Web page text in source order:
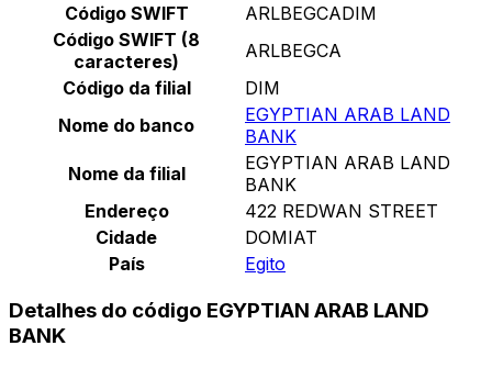
Código SWIFT
ARLBEGCADIM
Código SWIFT (8
caracteres)
ARLBEGCA
Código da filial
DIM
Nome do banco
EGYPTIAN ARAB LAND
BANK
Nome da filial
EGYPTIAN ARAB LAND
BANK
Endereço
422 REDWAN STREET
Cidade
DOMIAT
País
Egito
Detalhes do código EGYPTIAN ARAB LAND
BANK